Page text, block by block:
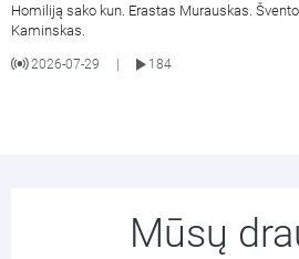
Homiliją sako kun. Erastas Murauskas.
Kaminskas.
2026-07-29 184
Mūsų